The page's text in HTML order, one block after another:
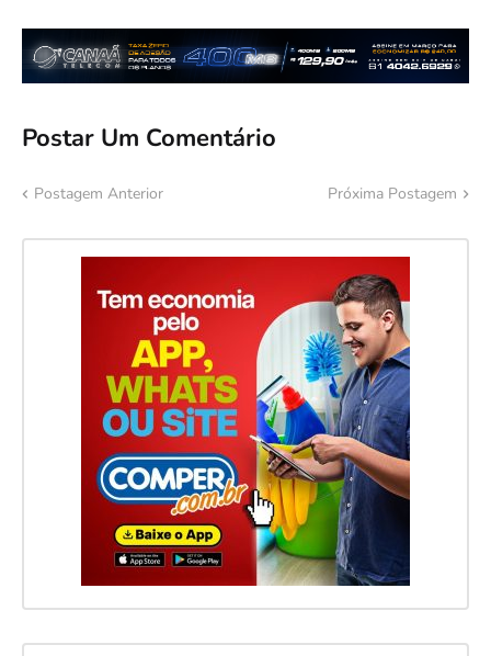
Postar Um Comentário
Postagem Anterior Próxima Postagem